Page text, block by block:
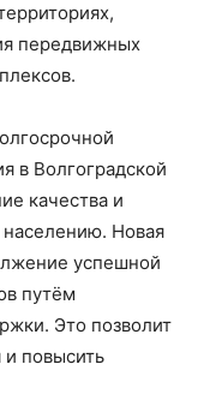
передвижных
в Волгоградской
качества и
Новая
успешной
путём
Это позволит
и повысить